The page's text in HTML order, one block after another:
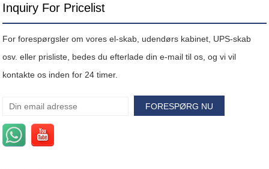
Inquiry For Pricelist
For forespørgsler om vores el-skab, udendørs kabinet, UPS-skab
osv. eller prisliste, bedes du efterlade din e-mail til os, og vi vil
kontakte os inden for 24 timer.